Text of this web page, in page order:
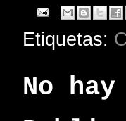
Etiquetas:
No